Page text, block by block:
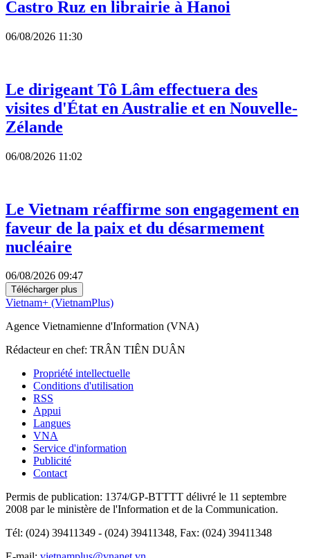
Castro Ruz en librairie à Hanoi
06/08/2026 11:30
Le dirigeant Tô Lâm effectuera des
visites d'État en Australie et en Nouvelle-
Zélande
06/08/2026 11:02
Le Vietnam réaffirme son engagement en
faveur de la paix et du désarmement
nucléaire
06/08/2026 09:47
Télécharger plus
Vietnam+ (VietnamPlus)
Agence Vietnamienne d'Information (VNA)
Rédacteur en chef: TRÂN TIÊN DUÂN
Propriété intellectuelle
Conditions d'utilisation
RSS
Appui
Langues
VNA
Service d'information
Publicité
Contact
Permis de publication: 1374/GP-BTTTT délivré le 11 septembre
2008 par le ministère de l'Information et de la Communication.
Tél: (024) 39411349 - (024) 39411348, Fax: (024) 39411348